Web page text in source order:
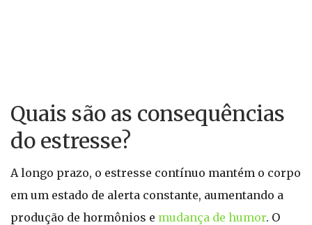
Quais são as consequências
do estresse?
A longo prazo, o estresse contínuo mantém o corpo
em um estado de alerta constante, aumentando a
produção de hormônios e mudança de humor. O